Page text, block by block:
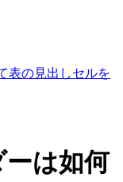
表の見出しセルを
は如何